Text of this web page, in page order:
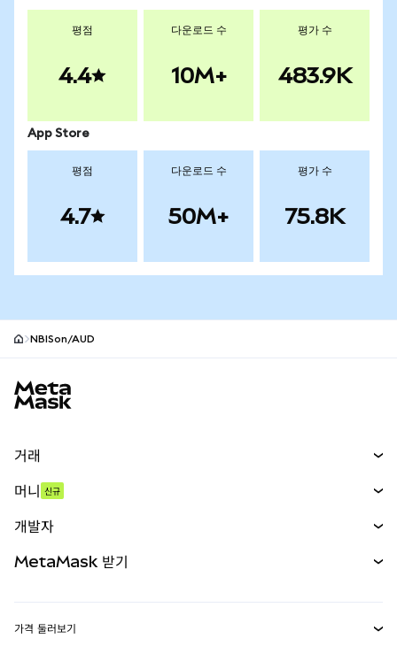
평점
4.4
다운로드 수
10M+
평가 수
483.9K
App Store
평점
4.7
다운로드 수
50M+
평가 수
75.8K
NBISon/AUD
거래
무기한 선물
실물자산
머니 신규
개발자
MetaMask 받기
가격 둘러보기